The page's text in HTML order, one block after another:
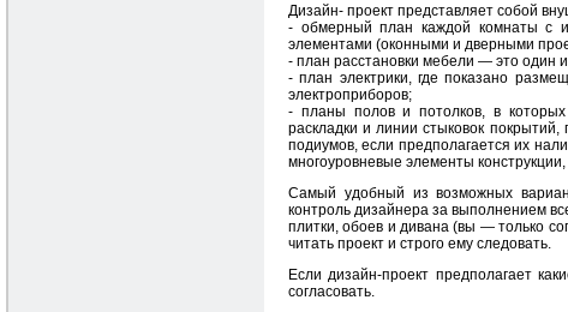
Дизайн- проект представляет собой
- обмерный план каждой комнаты с
элементами (оконными и дверными
- план расстановки мебели — это один
- план электрики, где показано
электроприборов;
- планы полов и потолков, в
раскладки и линии стыковок
подиумов, если предполагается их
многоуровневые элементы
Самый удобный из возможных
контроль дизайнера за выполнением
плитки, обоев и дивана (вы — только
читать проект и строго ему следовать.
Если дизайн-проект предполагает
согласовать.